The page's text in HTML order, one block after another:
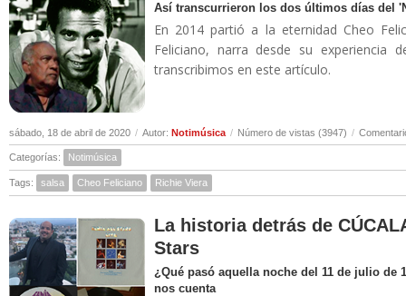
Así transcurrieron los dos últimos días del
En 2014 partió a la eternidad Cheo
Feliciano, narra desde su experiencia
transcribimos en este artículo.
sábado, 18 de abril de 2020 / Autor: Notimúsica / Número de vistas (3947) /
Categorías: Notimúsica
Tags: salsa Cheo Feliciano Richie Viera
La historia detrás de
Stars
¿Qué pasó aquella noche del 11 de julio de
nos cuenta